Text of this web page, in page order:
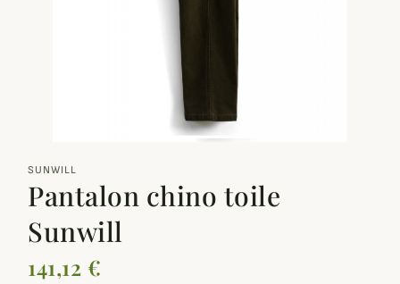
SUNWILL
Pantalon chino toile
Sunwill
141,12 €